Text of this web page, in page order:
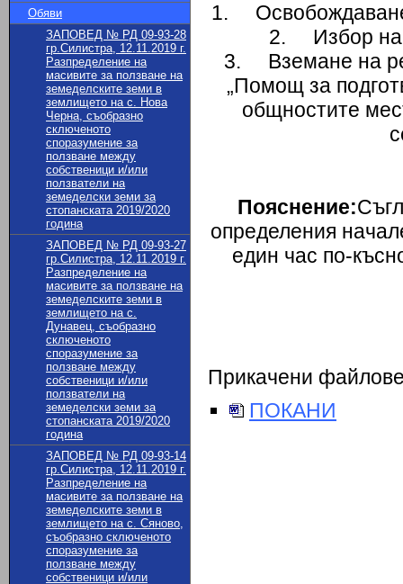
Обяви
ЗАПОВЕД № РД 09-93-28
гр.Силистра, 12.11.2019 г.
Разпределение на
масивите за ползване на
земеделските земи в
землището на с. Нова
Черна, съобразно
сключеното
споразумение за
ползване между
собственици и/или
ползватели на
земеделски земи за
стопанската 2019/2020
година
ЗАПОВЕД № РД 09-93-27
гр.Силистра, 12.11.2019 г.
Разпределение на
масивите за ползване на
земеделските земи в
землището на с.
Дунавец, съобразно
сключеното
споразумение за
ползване между
собственици и/или
ползватели на
земеделски земи за
стопанската 2019/2020
година
ЗАПОВЕД № РД 09-93-14
гр.Силистра, 12.11.2019 г.
Разпределение на
масивите за ползване на
земеделските земи в
землището на с. Сяново,
съобразно сключеното
споразумение за
ползване между
собственици и/или
1. Освобождаване
2. Избор на
3. Вземане на
„Помощ за
общностите
Пояснение:
определения
един час по-
Прикачени
ПОКАНИ